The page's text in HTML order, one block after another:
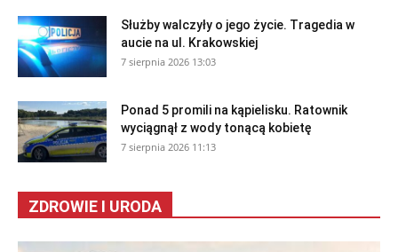
Służby walczyły o jego życie. Tragedia w
aucie na ul. Krakowskiej
7 sierpnia 2026 13:03
Ponad 5 promili na kąpielisku. Ratownik
wyciągnął z wody tonącą kobietę
7 sierpnia 2026 11:13
ZDROWIE I URODA